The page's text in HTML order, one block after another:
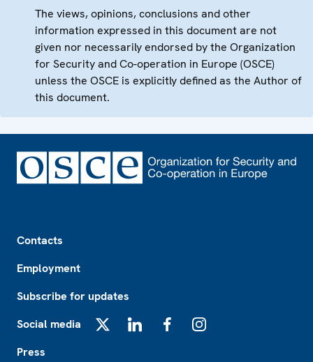
The views, opinions, conclusions and other
information expressed in this document are not
given nor necessarily endorsed by the Organization
for Security and Co-operation in Europe (OSCE)
unless the OSCE is explicitly defined as the Author of
this document.
Contacts
Employment
Subscribe for updates
Social media
Press